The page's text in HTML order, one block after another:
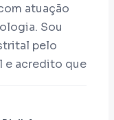
atuação
Sou
pelo
e acredito que